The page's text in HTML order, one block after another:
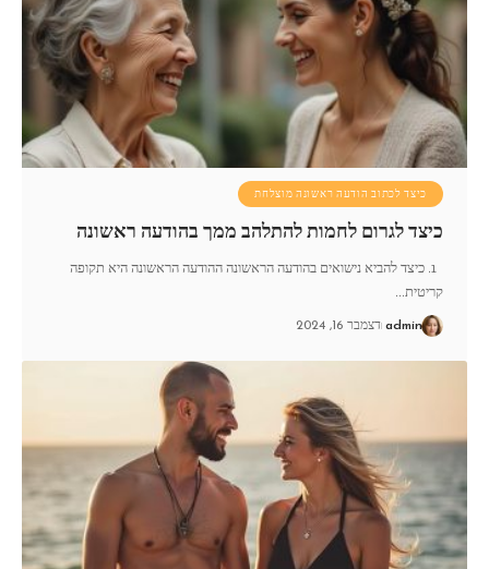
כיצד לכתוב הודעה ראשונה מוצלחת
כיצד לגרום לחמות להתלהב ממך בהודעה ראשונה
1. כיצד להביא נישואים בהודעה הראשונה ההודעה הראשונה היא תקופה
קריטית
admin דצמבר 16, 2024